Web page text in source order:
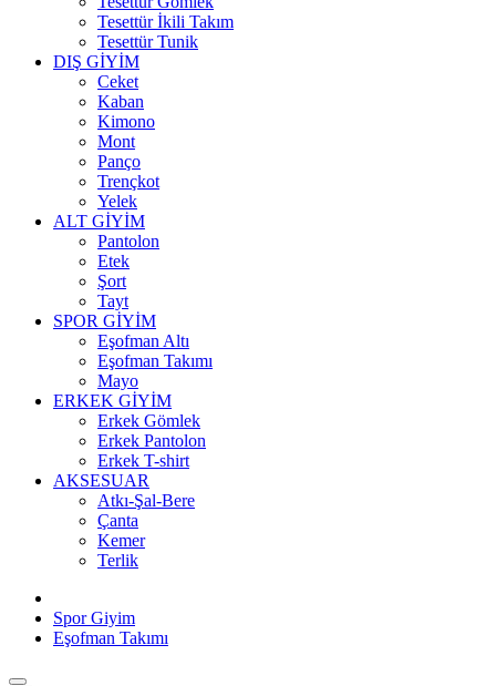
Tesettür İkili Takım
Tesettür Tunik
DIŞ GİYİM
Ceket
Kaban
Kimono
Mont
Panço
Trençkot
Yelek
ALT GİYİM
Pantolon
Etek
Şort
Tayt
SPOR GİYİM
Eşofman Altı
Eşofman Takımı
Mayo
ERKEK GİYİM
Erkek Gömlek
Erkek Pantolon
Erkek T-shirt
AKSESUAR
Atkı-Şal-Bere
Çanta
Kemer
Terlik
Spor Giyim
Eşofman Takımı